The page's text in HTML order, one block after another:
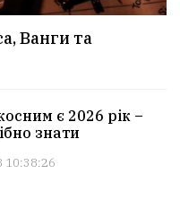
Ванги та
є 2026 рік –
знати
10:38:26